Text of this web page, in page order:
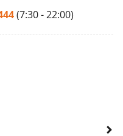
(7:30 - 22:00)